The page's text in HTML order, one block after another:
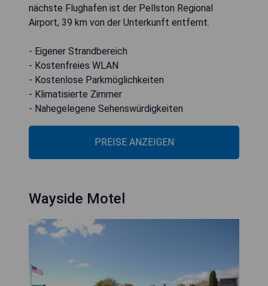
nächste Flughafen ist der Pellston Regional
Airport, 39 km von der Unterkunft entfernt.
- Eigener Strandbereich
- Kostenfreies WLAN
- Kostenlose Parkmöglichkeiten
- Klimatisierte Zimmer
- Nahegelegene Sehenswürdigkeiten
PREISE ANZEIGEN
Wayside Motel